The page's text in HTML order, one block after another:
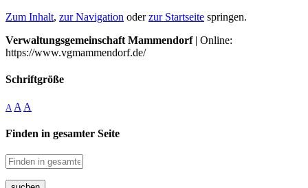
Zum Inhalt, zur Navigation oderzur Startseite springen.
Verwaltungsgemeinschaft Mammendorf| Online:
https://www.vgmammendorf.de/
Schriftgröße
A A A
Finden in gesamter Seite